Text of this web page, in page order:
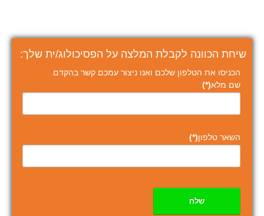
שיחת הכוונה לקבלת המלצה על הפסיכולוג/ית שלך:
הכניסו את הטלפון שלכם ואנו ניצור עמכם קשר בהקדם
שם מלא(*)
השאר טלפון(*)
שלח